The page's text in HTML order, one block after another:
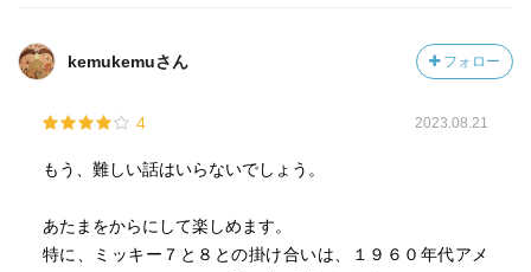
kemukemuさん フォロー
4 2023.08.21
もう、難しい話はいらないでしょう。
あたまをからにして楽しめます。
特に、ミッキー７と８との掛け合いは、１９６０年代アメ